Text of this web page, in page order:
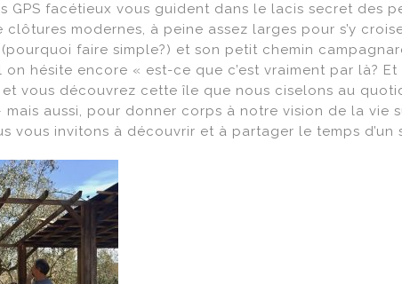
GPS facétieux vous guident dans le lacis secret des
clôtures modernes, à peine assez larges pour s’y
faire simple?) et son petit chemin
hésite encore « est-ce que c’est vraiment par là?
et vous découvrez cette île que nous ciselons au
aussi, pour donner corps à notre vision de la vie
vous invitons à découvrir et à partager le temps d’un